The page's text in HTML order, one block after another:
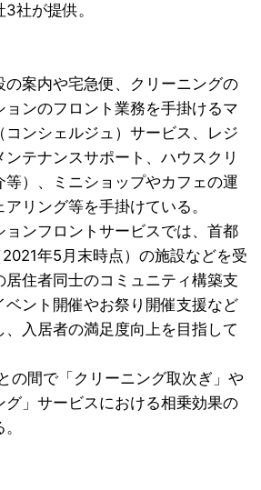
社が提供。
の案内や宅急便、クリーニングの
ンのフロント業務を手掛けるマ
コンシェルジュ）サービス、レジ
テナンスサポート、ハウスクリ
等）、ミニショップやカフェの運
リング等を手掛けている。
ョンフロントサービスでは、首都
年5月末時点）の施設などを受
住者同士のコミュニティ構築支
ベント開催やお祭り開催支援など
入居者の満足度向上を目指して
の間で「クリーニング取次ぎ」や
グ」サービスにおける相乗効果の